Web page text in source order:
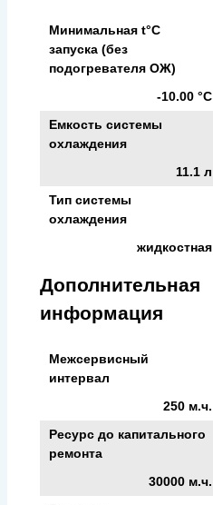
Минимальная t°С
запуска (без
подогревателя ОЖ)
-10.00 °С
Емкость системы
охлаждения
11.1 л
Тип системы
охлаждения
жидкостная
Дополнительная
информация
Межсервисный
интервал
250 м.ч.
Ресурс до капитального
ремонта
30000 м.ч.